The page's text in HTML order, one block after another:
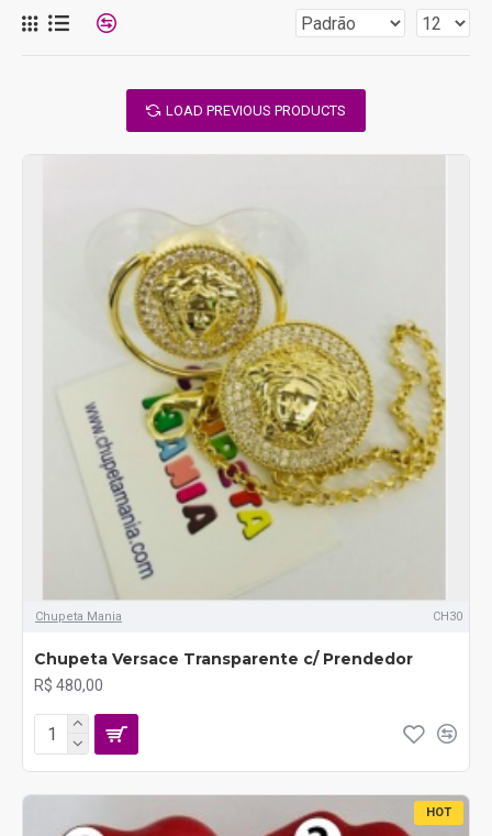
LOAD PREVIOUS PRODUCTS
Chupeta Mania CH30
Chupeta Versace Transparente c/ Prendedor
R$ 480,00
HOT